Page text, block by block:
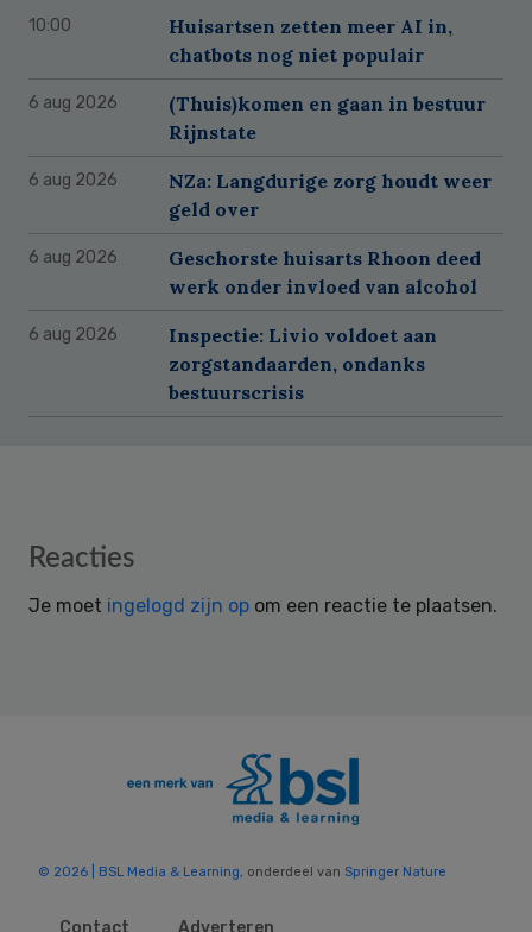
10:00
Huisartsen zetten meer AI in,
chatbots nog niet populair
6 aug 2026
(Thuis)komen en gaan in bestuur
Rijnstate
6 aug 2026
NZa: Langdurige zorg houdt weer
geld over
6 aug 2026
Geschorste huisarts Rhoon deed
werk onder invloed van alcohol
6 aug 2026
Inspectie: Livio voldoet aan
zorgstandaarden, ondanks
bestuurscrisis
Reader
Reacties
Je moet ingelogd zijn op om een reactie te plaatsen.
© 2026 | BSL Media & Learning, onderdeel van Springer Nature
Contact Adverteren